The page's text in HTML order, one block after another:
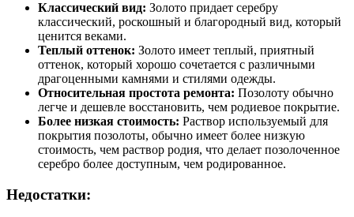
Классический вид: Золото придает серебру
классический, роскошный и благородный вид, который
ценится веками.
Теплый оттенок: Золото имеет теплый, приятный
оттенок, который хорошо сочетается с различными
драгоценными камнями и стилями одежды.
Относительная простота ремонта: Позолоту обычно
легче и дешевле восстановить, чем родиевое покрытие.
Более низкая стоимость: Раствор используемый для
покрытия позолоты, обычно имеет более низкую
стоимость, чем раствор родия, что делает позолоченное
серебро более доступным, чем родированное.
Недостатки: